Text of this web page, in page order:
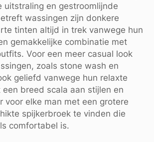
uitstraling en gestroomlijnde
wassingen zijn donkere
tinten altijd in trek vanwege hun
gemakkelijke combinatie met
Voor een meer casual look
zoals stone wash en
geliefd vanwege hun relaxte
breed scala aan stijlen en
voor elke man met een grotere
spijkerbroek te vinden die
comfortabel is.